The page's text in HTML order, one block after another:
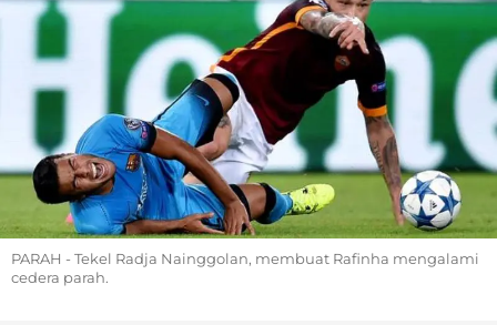
PARAH - Tekel Radja Nainggolan, membuat Rafinha mengalami
cedera parah.